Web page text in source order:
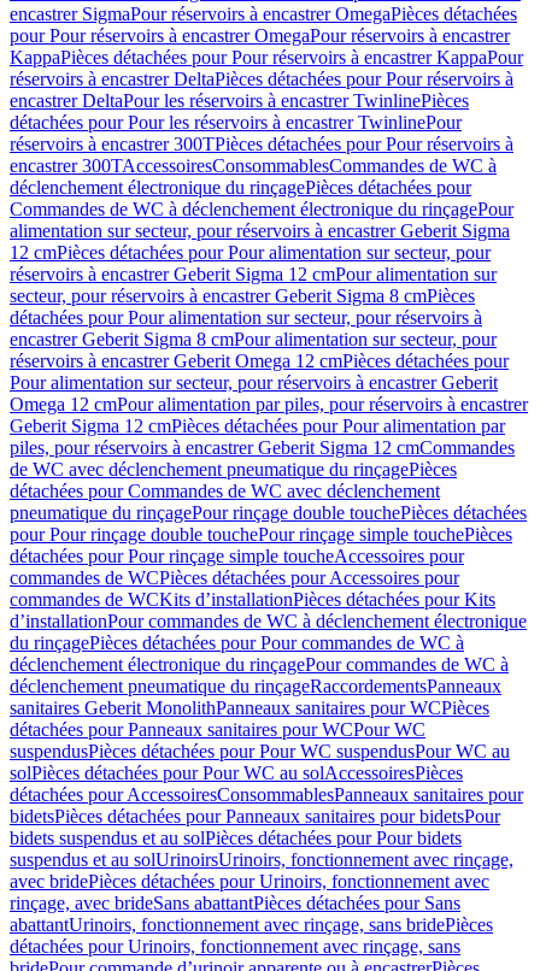
encastrer SigmaPour réservoirs à encastrer OmegaPièces détachées
pour Pour réservoirs à encastrer OmegaPour réservoirs à encastrer
KappaPièces détachées pour Pour réservoirs à encastrer KappaPour
réservoirs à encastrer DeltaPièces détachées pour Pour réservoirs à
encastrer DeltaPour les réservoirs à encastrer TwinlinePièces
détachées pour Pour les réservoirs à encastrer TwinlinePour
réservoirs à encastrer 300TPièces détachées pour Pour réservoirs à
encastrer 300TAccessoiresConsommablesCommandes de WC à
déclenchement électronique du rinçagePièces détachées pour
Commandes de WC à déclenchement électronique du rinçagePour
alimentation sur secteur, pour réservoirs à encastrer Geberit Sigma
12 cmPièces détachées pour Pour alimentation sur secteur, pour
réservoirs à encastrer Geberit Sigma 12 cmPour alimentation sur
secteur, pour réservoirs à encastrer Geberit Sigma 8 cmPièces
détachées pour Pour alimentation sur secteur, pour réservoirs à
encastrer Geberit Sigma 8 cmPour alimentation sur secteur, pour
réservoirs à encastrer Geberit Omega 12 cmPièces détachées pour
Pour alimentation sur secteur, pour réservoirs à encastrer Geberit
Omega 12 cmPour alimentation par piles, pour réservoirs à encastrer
Geberit Sigma 12 cmPièces détachées pour Pour alimentation par
piles, pour réservoirs à encastrer Geberit Sigma 12 cmCommandes
de WC avec déclenchement pneumatique du rinçagePièces
détachées pour Commandes de WC avec déclenchement
pneumatique du rinçagePour rinçage double touchePièces détachées
pour Pour rinçage double touchePour rinçage simple touchePièces
détachées pour Pour rinçage simple toucheAccessoires pour
commandes de WCPièces détachées pour Accessoires pour
commandes de WCKits d’installationPièces détachées pour Kits
d’installationPour commandes de WC à déclenchement électronique
du rinçagePièces détachées pour Pour commandes de WC à
déclenchement électronique du rinçagePour commandes de WC à
déclenchement pneumatique du rinçageRaccordementsPanneaux
sanitaires Geberit MonolithPanneaux sanitaires pour WCPièces
détachées pour Panneaux sanitaires pour WCPour WC
suspendusPièces détachées pour Pour WC suspendusPour WC au
solPièces détachées pour Pour WC au solAccessoiresPièces
détachées pour AccessoiresConsommablesPanneaux sanitaires pour
bidetsPièces détachées pour Panneaux sanitaires pour bidetsPour
bidets suspendus et au solPièces détachées pour Pour bidets
suspendus et au solUrinoirsUrinoirs, fonctionnement avec rinçage,
avec bridePièces détachées pour Urinoirs, fonctionnement avec
rinçage, avec brideSans abattantPièces détachées pour Sans
abattantUrinoirs, fonctionnement avec rinçage, sans bridePièces
détachées pour Urinoirs, fonctionnement avec rinçage, sans